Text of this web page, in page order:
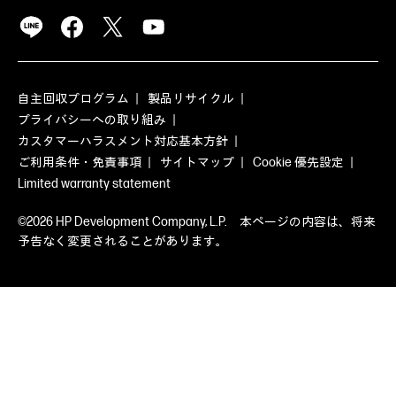
自主回収プログラム
製品リサイクル
プライバシーへの取り組み
カスタマーハラスメント対応基本方針
ご利用条件・免責事項
サイトマップ
Cookie 優先設定
Limited warranty statement
©2026 HP Development Company, L.P. 本ページの内容は、将来
予告なく変更されることがあります。